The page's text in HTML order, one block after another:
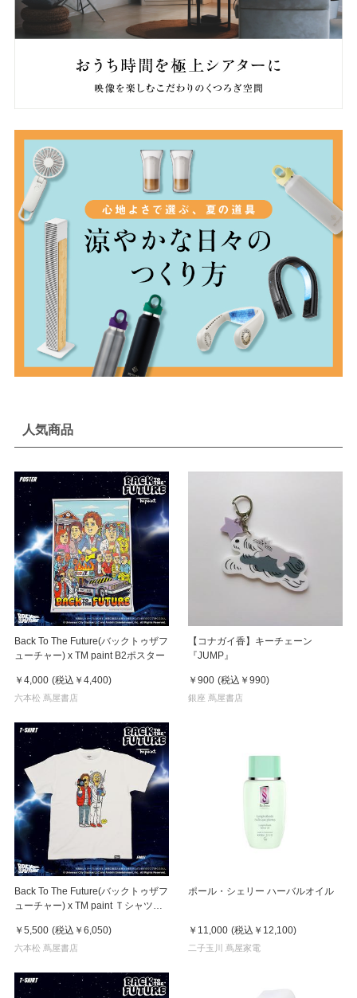
人気商品
Back To The Future(バックトゥザフ
ューチャー) x TM paint B2ポスター
￥4,000 (税込 ￥4,400)
六本松 蔦屋書店
【コナガイ香】キーチェーン
『JUMP』
￥900 (税込 ￥990)
銀座 蔦屋書店
Back To The Future(バックトゥザフ
ューチャー) x TM paint Ｔシャツ
￥5,500 (税込 ￥6,050)
六本松 蔦屋書店
ポール・シェリー ハーバルオイル
￥11,000 (税込 ￥12,100)
二子玉川 蔦屋家電